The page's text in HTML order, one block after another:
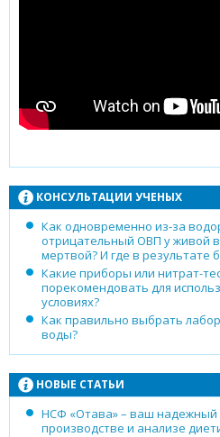
КОНСУЛЬТАЦИИ УЧЕНЫХ
Как одновременно из-за
отрицательный ОВП у живой
мертвой? И где в результате
Какие приборы или нитрат-
порекомендовать для
условиях?
Как правильно выбрать
воды?
НОВЫЕ СТАТЬИ
НСФ «Отава» – ваш надежный
производстве и анализе